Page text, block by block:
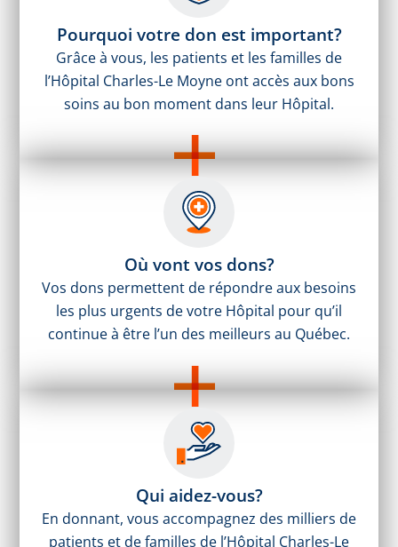
Pourquoi votre don est important?
Grâce à vous, les patients et les familles de
l’Hôpital Charles-Le Moyne ont accès aux bons
soins au bon moment dans leur Hôpital.
Où vont vos dons?
Vos dons permettent de répondre aux besoins
les plus urgents de votre Hôpital pour qu’il
continue à être l’un des meilleurs au Québec.
Qui aidez-vous?
En donnant, vous accompagnez des milliers de
patients et de familles de l’Hôpital Charles-Le